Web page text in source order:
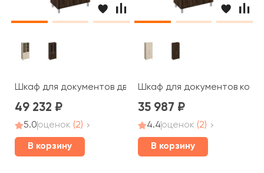
Шкаф для документов двери стеклянные в
49 232
5.0оценок (2)
В корзину
Шкаф для документов
35 987
4.4оценок (2)
В корзину